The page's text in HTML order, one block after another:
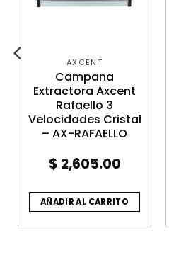
AXCENT
Campana
Extractora Axcent
Rafaello 3
Velocidades Cristal
– AX-RAFAELLO
$ 2,605.00
AÑADIR AL CARRITO